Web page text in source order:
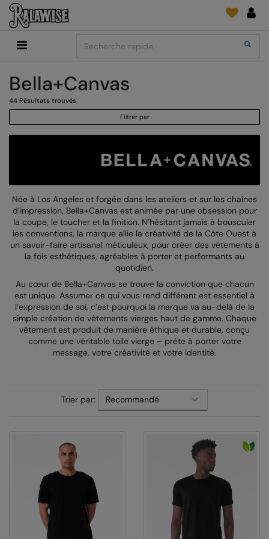
Back
RECOMMANDÉS CETTE SAISON
Consommables
Back
Add It On
Adidas
Anthem
AWDis Academy
AWDis Ecologie
AWDis Just Cool
AWDis Just Hoods
AWDis Just Polo's
AWDis So Denim
AWDis Just T's
B&C Collection
Bella+Canvas
Build Your Brand
Build Your Brand Basic
Build Your Brandit
Back
Anthem
ARTG
Asquith & Fox
AWDis Just Hoods
B&C Collection
Babybugz
Bagbase
Beechfield
Build Your Brand
Craghoppers
Flexfit By Yupoong
Larkwood
Back Back
Broderie
The Print Exchange
Papiers Transfert
Brands
Back
Back
Faire une demande
Quoi de neuf?
retour d'information
Bella+Canvas
44 Résultats trouvés
Filtrer par
Née à Los Angeles et forgée dans les ateliers et sur les chaînes
d’impression, Bella+Canvas est animée par une obsession pour
la coupe, le toucher et la finition. N’hésitant jamais à bousculer
les conventions, la marque allie la créativité de la Côte Ouest à
un savoir-faire artisanal méticuleux, pour créer des vêtements à
la fois esthétiques, agréables à porter et performants au
quotidien.
Au cœur de Bella+Canvas se trouve la conviction que chacun
est unique. Assumer ce qui vous rend différent est essentiel à
l’expression de soi, c’est pourquoi la marque va au-delà de la
simple création de vêtements vierges haut de gamme. Chaque
vêtement est produit de manière éthique et durable, conçu
comme une véritable toile vierge – prête à porter votre
message, votre créativité et votre identité.
Trier par: